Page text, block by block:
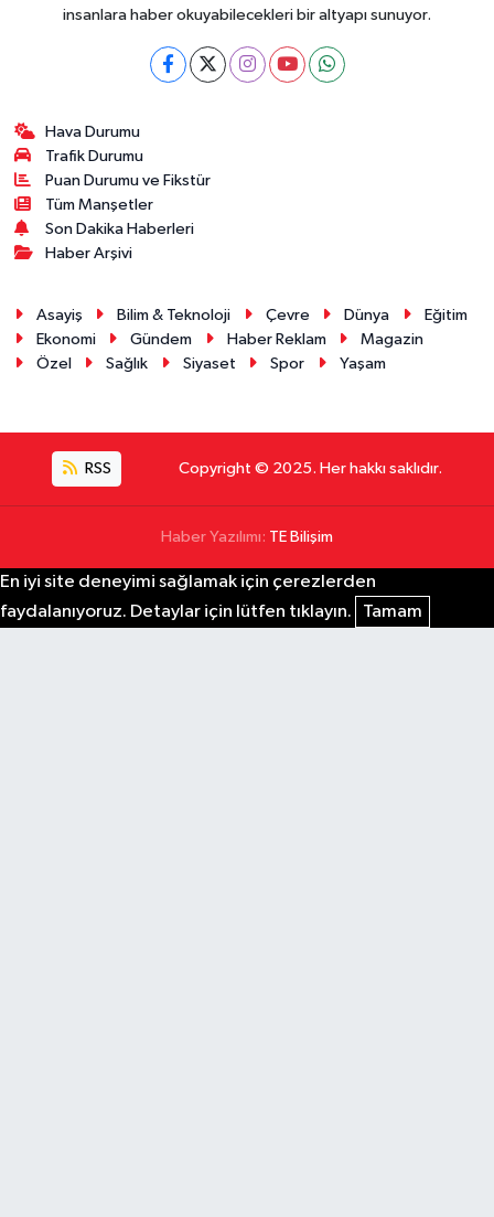
insanlara haber okuyabilecekleri bir altyapı sunuyor.
Hava Durumu
Trafik Durumu
Puan Durumu ve Fikstür
Tüm Manşetler
Son Dakika Haberleri
Haber Arşivi
Asayiş Bilim & Teknoloji Çevre Dünya
Eğitim
Ekonomi
Gündem Haber Reklam
Magazin
Özel
Sağlık Siyaset Spor Yaşam
RSS Copyright © 2025. Her hakkı saklıdır.
Haber Yazılımı: TE Bilişim
En iyi site deneyimi sağlamak için çerezlerden
faydalanıyoruz. Detaylar için lütfen tıklayın.
Tamam